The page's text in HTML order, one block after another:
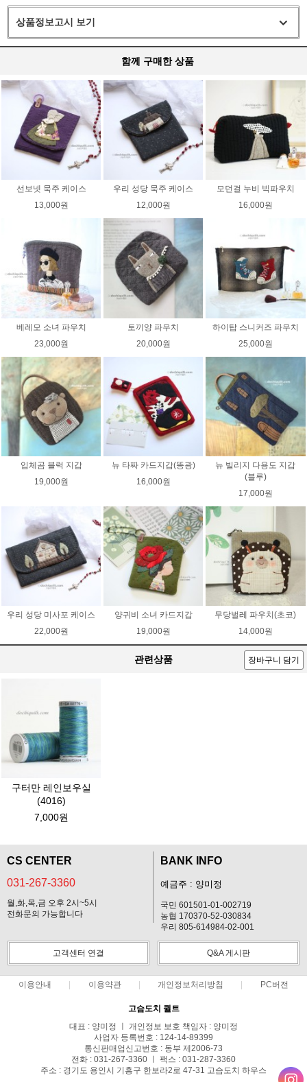
상품정보고시 보기
함께 구매한 상품
선보넷 묵주 케이스
13,000원
우리 성당 묵주 케이스
12,000원
모던걸 누비 빅파우치
16,000원
베레모 소녀 파우치
23,000원
토끼양 파우치
20,000원
하이탑 스니커즈 파우치
25,000원
입체곰 블럭 지갑
19,000원
뉴 타짜 카드지갑(똥광)
16,000원
뉴 빌리지 다용도 지갑
(블루)
17,000원
우리 성당 미사포 케이스
22,000원
양귀비 소녀 카드지갑
19,000원
무당벌레 파우치(초코)
14,000원
관련상품 장바구니 담기
구터만 레인보우실
(4016)
7,000원
CS CENTER
031-267-3360
월,화,목,금 오후 2시~5시
전화문의 가능합니다
BANK INFO
예금주 : 양미정
국민 601501-01-002719
농협 170370-52-030834
우리 805-614984-02-001
고객센터 연결 Q&A 게시판
이용안내 이용약관 개인정보처리방침 PC버전
고슴도치 퀼트
대표 : 양미정 ㅣ 개인정보 보호 책임자 : 양미정
사업자 등록번호 : 124-14-89399
통신판매업신고번호 : 동부 제2006-73
전화 : 031-267-3360 ㅣ 팩스 : 031-287-3360
주소 : 경기도 용인시 기흥구 한보라2로 47-31 고슴도치 하우스